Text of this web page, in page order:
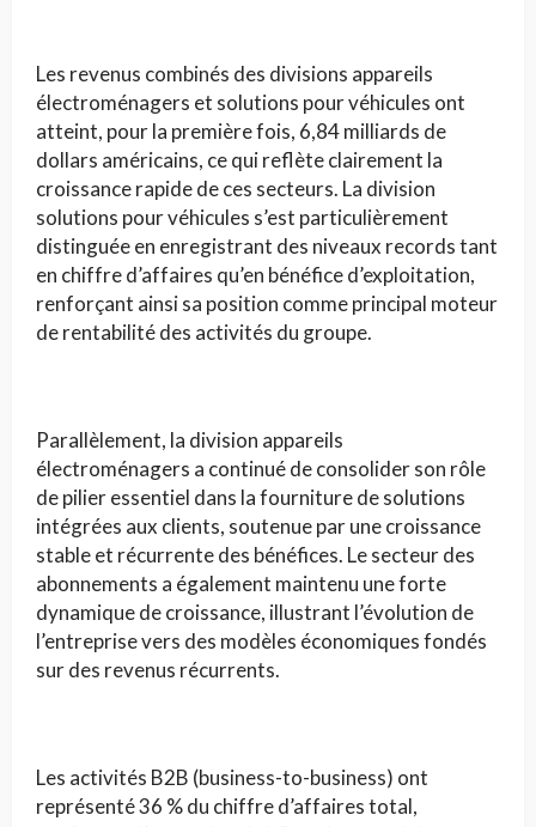
Les revenus combinés des divisions appareils
électroménagers et solutions pour véhicules ont
atteint, pour la première fois, 6,84 milliards de
dollars américains, ce qui reflète clairement la
croissance rapide de ces secteurs. La division
solutions pour véhicules s’est particulièrement
distinguée en enregistrant des niveaux records tant
en chiffre d’affaires qu’en bénéfice d’exploitation,
renforçant ainsi sa position comme principal moteur
de rentabilité des activités du groupe.
Parallèlement, la division appareils
électroménagers a continué de consolider son rôle
de pilier essentiel dans la fourniture de solutions
intégrées aux clients, soutenue par une croissance
stable et récurrente des bénéfices. Le secteur des
abonnements a également maintenu une forte
dynamique de croissance, illustrant l’évolution de
l’entreprise vers des modèles économiques fondés
sur des revenus récurrents.
Les activités B2B (business-to-business) ont
représenté 36 % du chiffre d’affaires total,